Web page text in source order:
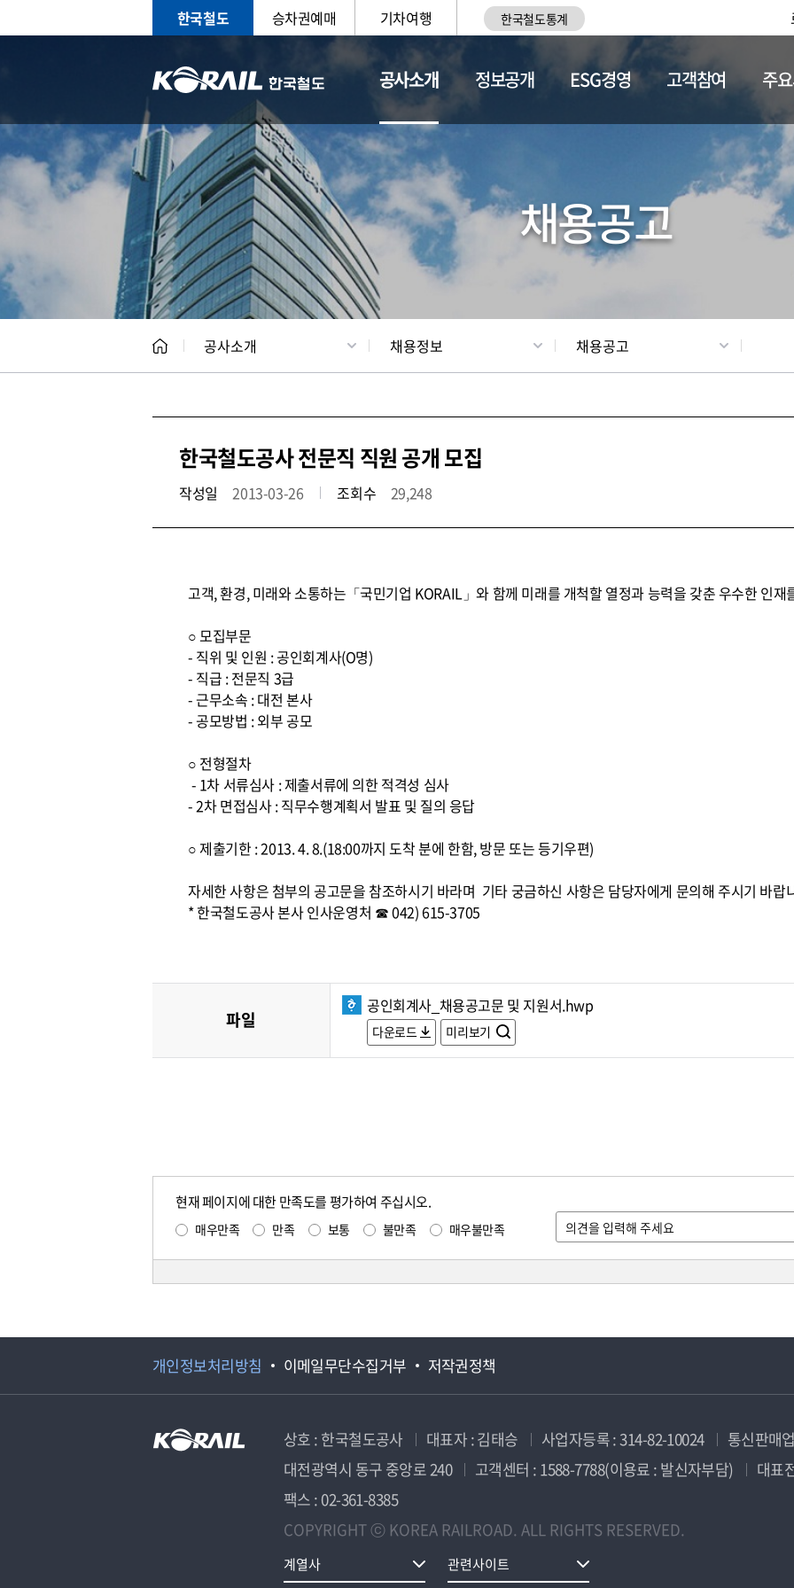
한국철도 승차권예매 기차여행 한국철도통계
공사소개
CEO 일반현황 채용정보
정보공개 ESG경영 고객참여 주
채용공고
공사소개 채용정보 채용공고
한국철도공사 전문직 직원 공개 모집
작성일 2013-03-26 조회수 29,248
고객, 환경, 미래와 소통하는「국민기업 KORAIL」와 함께 미래를 개척할 열정과 능력을 갖춘 우수한 인재
○ 모집부문
- 직위 및 인원 : 공인회계사(O명)
- 직급 : 전문직 3급
- 근무소속 : 대전 본사
- 공모방법 : 외부 공모
○ 전형절차
- 1차 서류심사 : 제출서류에 의한 적격성 심사
- 2차 면접심사 : 직무수행계획서 발표 및 질의 응답
○ 제출기한 : 2013. 4. 8.(18:00까지 도착 분에 한함, 방문 또는 등기우편)
자세한 사항은 첨부의 공고문을 참조하시기 바라며 기타 궁금하신 사항은 담당자에게 문의해 주시기 바랍
* 한국철도공사 본사 인사운영처 ☎ 042) 615-3705
파일
공인회계사_채용공고문 및 지원서.hwp
다운로드 미리보기
현재 페이지에 대한 만족도를 평가하여 주십시오.
매우만족 만족 보통 불만족 매우불만족
개인정보처리방침 이메일무단수집거부 저작권정책
상호 : 한국철도공사 대표자 : 김태승 사업자등록 : 314-82-10024
통신판매
대전광역시 동구 중앙로 240
고객센터 : 1588-7788(이용료 : 발신자부담)
대표
팩스 : 02-361-8385
COPYRIGHT ⓒ KOREA RAILROAD. ALL RIGHTS RESERVED.
계열사 관련사이트